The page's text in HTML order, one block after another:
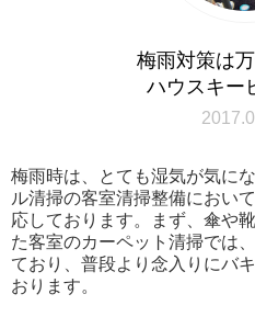
梅雨対策は
ハウスキー
梅雨時は、とても湿気が気に
ル清掃の客室清掃整備におい
応しております。まず、傘や
た客室のカーペット清掃では
ており、普段より念入りにバ
おります。